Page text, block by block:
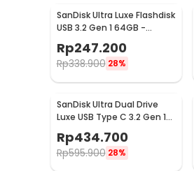
SanDisk Ultra Luxe Flashdisk
USB 3.2 Gen 1 64GB -
Rp247.200
Rp338.900 28%
SanDisk Ultra Dual Drive
Luxe USB Type C 3.2 Gen 1
128GB - SDDDC4
Rp434.700
Rp595.900 28%